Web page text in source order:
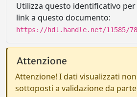
Utilizza questo identificativo
link a questo documento:
https://hdl.handle.net/11585/
Attenzione
Attenzione! I dati visualizzati
sottoposti a validazione da